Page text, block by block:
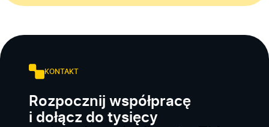
KONTAKT
Rozpocznij współpracę
i dołącz do tysięcy